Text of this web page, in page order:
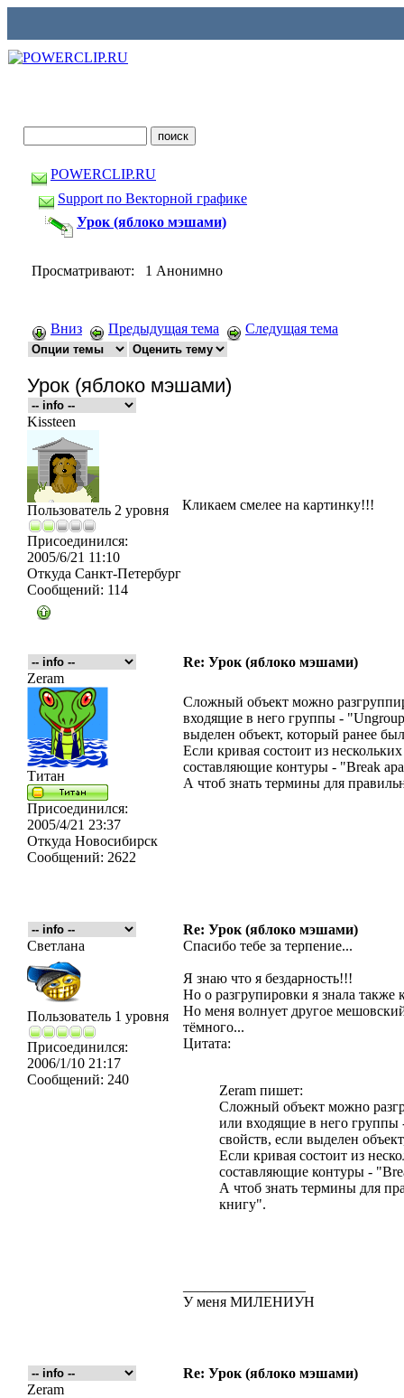
POWERCLIP.RU
Support по Векторной графике
Урок (яблоко мэшами)
Просматривают: 1 Анонимно
Вниз Предыдущая тема Следущая тема
Урок (яблоко мэшами)
Kissteen
Пользователь 2 уровня
Присоединился:
2005/6/21 11:10
Откуда Санкт-Петербург
Сообщений: 114
Кликаем смелее на картинку!!!
Re: Урок (яблоко мэшами)
Zeram
Титан
Присоединился:
2005/4/21 23:37
Откуда Новосибирск
Сообщений: 2622
Сложный объект можно
входящие в него группы -
выделен объект, который ранее
Если кривая состоит из
составляющие контуры - "Break
А чтоб знать термины для
Re: Урок (яблоко мэшами)
Светлана
Пользователь 1 уровня
Присоединился:
2006/1/10 21:17
Сообщений: 240
Спасибо тебе за терпение...
Я знаю что я бездарность!!!
Но о разгрупировки я знала
Но меня волнует другое
тёмного...
Цитата:
Zeram пишет:
Сложный объект можно
или входящие в него группы
свойств, если выделен
Если кривая состоит из
составляющие контуры -
А чтоб знать термины для
книгу".
У меня МИЛЕНИУН
Re: Урок (яблоко мэшами)
Zeram